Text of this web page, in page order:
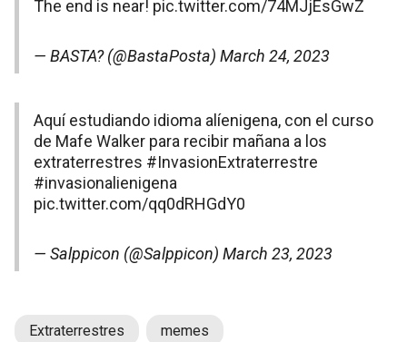
The end is near! pic.twitter.com/74MJjEsGwZ
— BASTA? (@BastaPosta) March 24, 2023
Aquí estudiando idioma alíenigena, con el curso
de Mafe Walker para recibir mañana a los
extraterrestres #InvasionExtraterrestre
#invasionalienigena
pic.twitter.com/qq0dRHGdY0
— Salppicon (@Salppicon) March 23, 2023
Extraterrestres memes